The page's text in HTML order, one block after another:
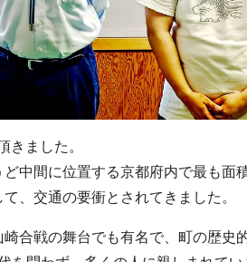
きました。
中間に位置する京都府内で最も面
、交通の要衝とされてきました。
合戦の舞台でも有名で、町の歴史